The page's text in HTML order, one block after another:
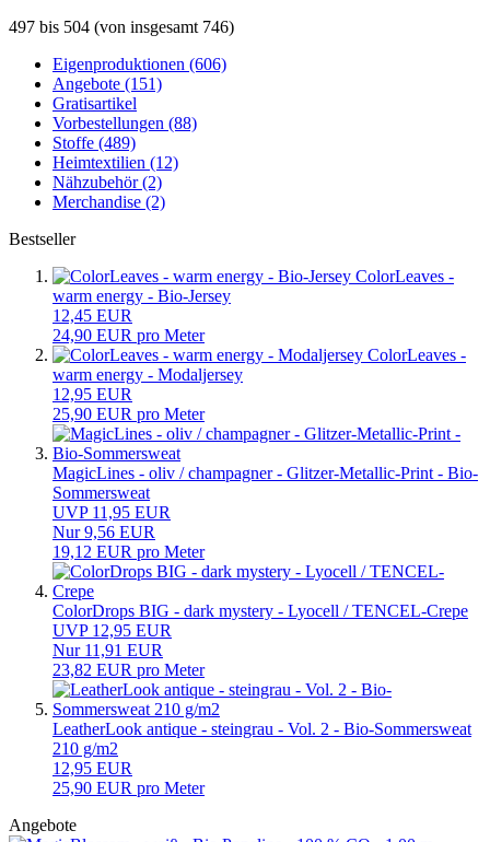
497 bis 504 (von insgesamt 746)
Eigenproduktionen (606)
Angebote (151)
Gratisartikel
Vorbestellungen (88)
Stoffe (489)
Heimtextilien (12)
Nähzubehör (2)
Merchandise (2)
Bestseller
ColorLeaves -
warm energy - Bio-Jersey
12,45 EUR
24,90 EUR pro Meter
ColorLeaves -
warm energy - Modaljersey
12,95 EUR
25,90 EUR pro Meter
MagicLines - oliv / champagner - Glitzer-Metallic-Print - Bio-
Sommersweat
UVP 11,95 EUR
Nur 9,56 EUR
19,12 EUR pro Meter
ColorDrops BIG - dark mystery - Lyocell / TENCEL-Crepe
UVP 12,95 EUR
Nur 11,91 EUR
23,82 EUR pro Meter
LeatherLook antique - steingrau - Vol. 2 - Bio-Sommersweat
210 g/m2
12,95 EUR
25,90 EUR pro Meter
Angebote